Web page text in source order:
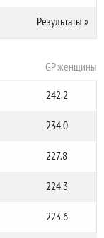
Результаты »
GP женщины
242.2
234.0
227.8
224.3
223.6